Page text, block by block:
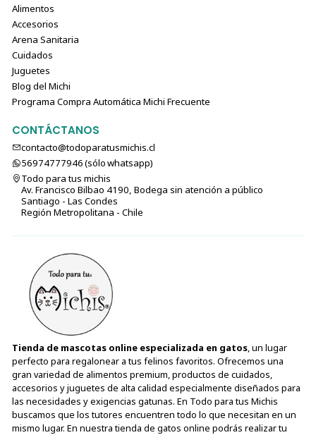
Alimentos
Accesorios
Arena Sanitaria
Cuidados
Juguetes
Blog del Michi
Programa Compra Automática Michi Frecuente
CONTÁCTANOS
contacto@todoparatusmichis.cl
56974777946 (sólo⁣⁣⁣⁣⁣​​​​​​​​​​​​​​​ whatsapp)
Todo para tus michis
Av. Francisco Bilbao 4190, Bodega sin atención a público
Santiago - Las Condes
Región Metropolitana - Chile
Tienda de mascotas online especializada en gatos, un lugar
perfecto para regalonear a tus felinos favoritos. Ofrecemos una
gran variedad de alimentos premium, productos de cuidados,
accesorios y juguetes de alta calidad especialmente diseñados para
las necesidades y exigencias gatunas. En Todo para tus Michis
buscamos que los tutores encuentren todo lo que necesitan en un
mismo lugar. En nuestra tienda de gatos online podrás realizar tu